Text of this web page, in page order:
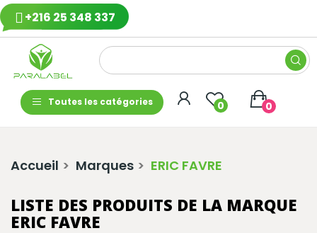
+216 25 348 337
Toutes les catégories 0 0
Accueil Marques ERIC FAVRE
LISTE DES PRODUITS DE LA MARQUE
ERIC FAVRE